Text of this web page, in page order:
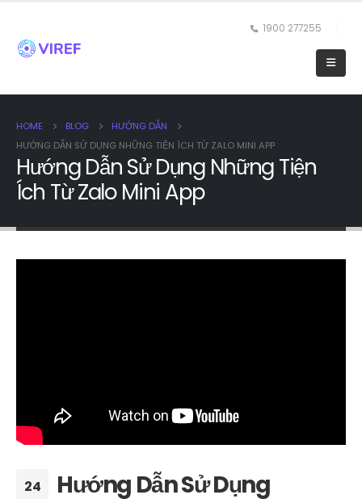
1900 277255
HOME BLOG
HƯỚNG DẪN
HƯỚNG DẪN SỬ DỤNG NHỮNG TIỆN ÍCH TỪ ZALO MINI APP
Hướng Dẫn Sử Dụng Những Tiện
Ích Từ Zalo Mini App
24
Hướng Dẫn Sử Dụng